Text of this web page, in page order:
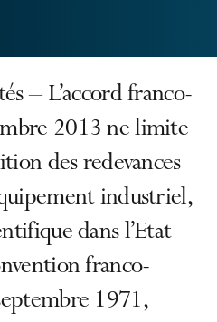
– L’accord franco-
2013 ne limite
des redevances
industriel,
dans l’Etat
franco-
1971,